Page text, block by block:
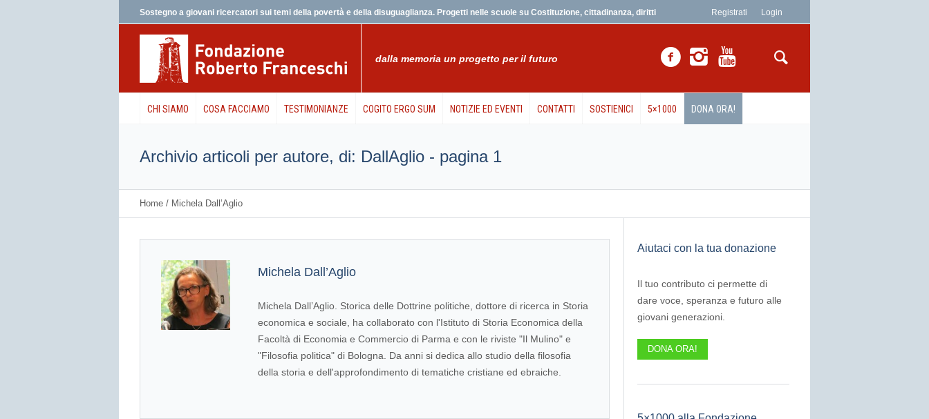
Registrati Login
Sostegno a giovani ricercatori sui temi della povertà e della disuguaglianza. Progetti nelle scuole su Costituzione, cittadinanza, diritti
dalla memoria un progetto per il futuro
CHI SIAMO COSA FACCIAMO TESTIMONIANZE COGITO ERGO SUM NOTIZIE ED EVENTI CONTATTI SOSTIENICI 5×1000 DONA ORA!
Archivio articoli per autore, di: DallAglio - pagina 1
Home / Michela Dall’Aglio
Michela Dall’Aglio
Michela Dall’Aglio. Storica delle Dottrine politiche, dottore di ricerca in Storia
economica e sociale, ha collaborato con l'Istituto di Storia Economica della
Facoltà di Economia e Commercio di Parma e con le riviste "Il Mulino" e
"Filosofia politica" di Bologna. Da anni si dedica allo studio della filosofia
della storia e dell'approfondimento di tematiche cristiane ed ebraiche.
Aiutaci con la tua donazione
Il tuo contributo ci permette di
dare voce, speranza e futuro alle
giovani generazioni.
DONA ORA!